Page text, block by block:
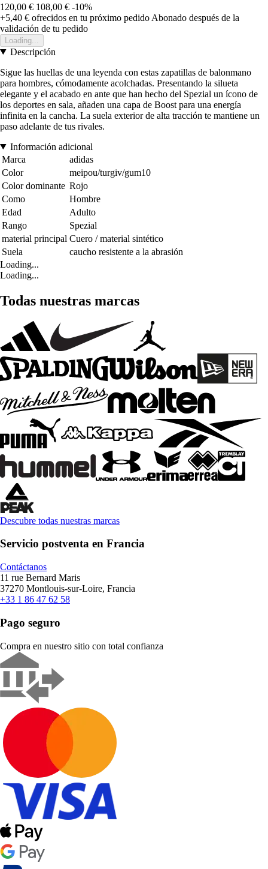
120,00 € 108,00 € -10%
+5,40 € ofrecidos en tu próximo pedido Abonado después de la
validación de tu pedido
Loading...
Descripción
Sigue las huellas de una leyenda con estas zapatillas de balonmano
para hombres, cómodamente acolchadas. Presentando la silueta
elegante y el acabado en ante que han hecho del Spezial un ícono de
los deportes en sala, añaden una capa de Boost para una energía
infinita en la cancha. La suela exterior de alta tracción te mantiene un
paso adelante de tus rivales.
Información adicional
Marca
adidas
Color
meipou/turgiv/gum10
Color dominante Rojo
Como
Hombre
Edad
Adulto
Rango
Spezial
material principal Cuero / material sintético
Suela
caucho resistente a la abrasión
Loading...
Loading...
Todas nuestras marcas
Descubre todas nuestras marcas
Servicio postventa en Francia
Contáctanos
11 rue Bernard Maris
37270 Montlouis-sur-Loire, Francia
+33 1 86 47 62 58
Pago seguro
Compra en nuestro sitio con total confianza